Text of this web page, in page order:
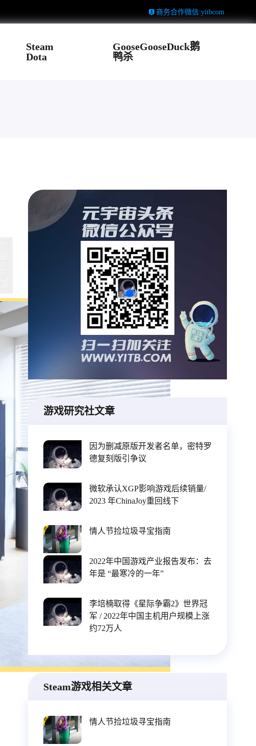
商务合作微信:yitbcom
Steam
Dota
GooseGooseDuck鹅
鸭杀
游戏研究社文章
因为删减原版开发者名单，密特罗
德复刻版引争议
微软承认XGP影响游戏后续销量/
2023 年ChinaJoy重回线下
情人节捡垃圾寻宝指南
2022年中国游戏产业报告发布：去
年是 “最寒冷的一年”
李培楠取得《星际争霸2》世界冠
军 / 2022年中国主机用户规模上涨
约72万人
Steam游戏相关文章
情人节捡垃圾寻宝指南